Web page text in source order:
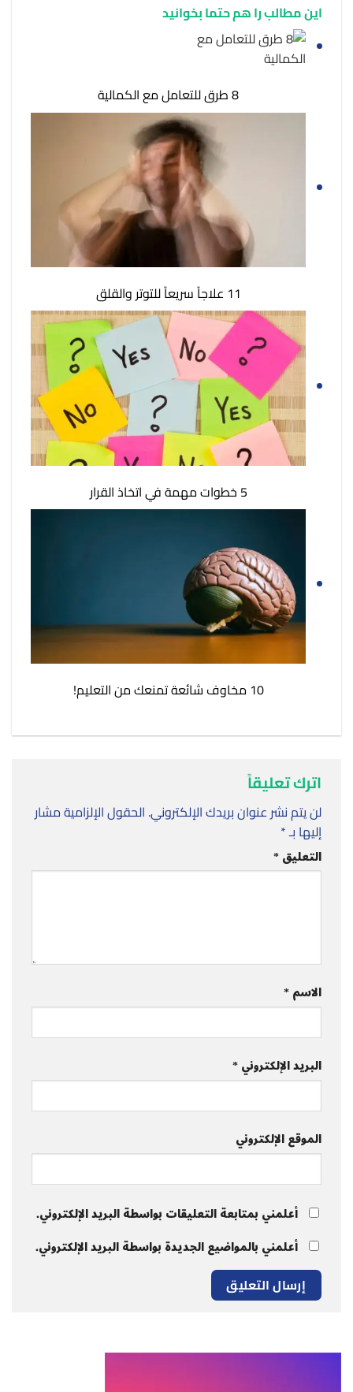
این مطالب را هم حتما بخوانید
8 طرق للتعامل مع الكمالية
11 علاجاً سريعاً للتوتر والقلق
5 خطوات مهمة في اتخاذ القرار
10 مخاوف شائعة تمنعك من التعليم!
اترك تعليقاً
لن يتم نشر عنوان بريدك الإلكتروني. الحقول الإلزامية مشار
إليها بـ*
التعليق*
الاسم*
البريد الإلكتروني*
الموقع الإلكتروني
أعلمني بمتابعة التعليقات بواسطة البريد الإلكتروني.
أعلمني بالمواضيع الجديدة بواسطة البريد الإلكتروني.